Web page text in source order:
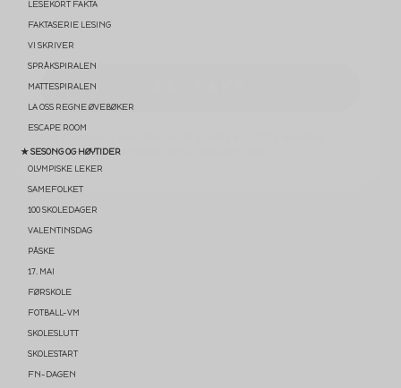
LESEKORT FAKTA
FAKTASERIE LESING
VI SKRIVER
SPRÅKSPIRALEN
MATTESPIRALEN
LA OSS REGNE ØVEBØKER
ESCAPE ROOM
★ SESONG OG HØYTIDER
OLYMPISKE LEKER
SAMEFOLKET
100 SKOLEDAGER
VALENTINSDAG
PÅSKE
17. MAI
FØRSKOLE
FOTBALL-VM
SKOLESLUTT
SKOLESTART
FN-DAGEN
FUNtastic. Du kan melde deg av når som helst.